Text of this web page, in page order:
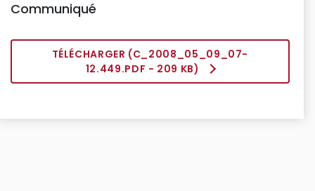
Communiqué
TÉLÉCHARGER (C_2008_05_09_07-
12.449.PDF - 209 KB)